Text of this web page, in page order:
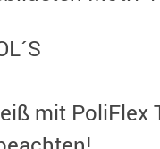
mit PoliFlex